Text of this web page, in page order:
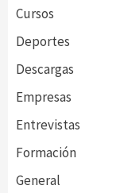
Cursos
Deportes
Descargas
Empresas
Entrevistas
Formación
General